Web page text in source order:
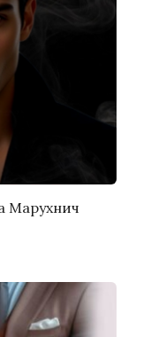
Марухнич